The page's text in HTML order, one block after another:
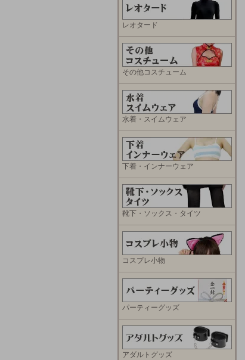
レオタード
その他コスチューム
水着・スイムウェア
下着・インナーウェア
靴下・ソックス・タイツ
コスプレ小物
パーティーグッズ
アダルトグッズ